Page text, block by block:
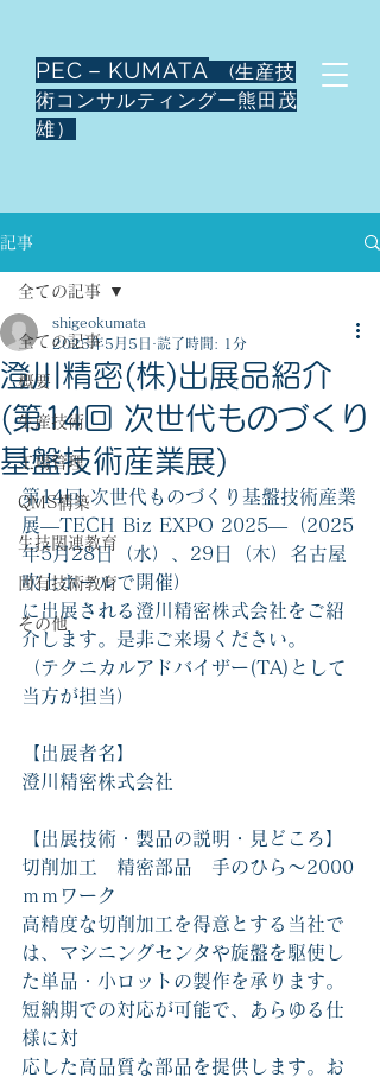
PEC－KUMATA
(生産技
術コンサルティングー熊田茂
雄）
記事
全ての記事
概要
生産技術
工場管理
QMS構築
生技関連教育
固有技術教育
その他
全ての記事
澄川精密(株)出展品紹介
(第14回 次世代ものづくり
基盤技術産業展)
shigeokumata
2025年5月5日
読了時間: 1分
第14回 次世代ものづくり基盤技術産業
展―TECH Biz EXPO 2025―（2025
年5月28日（水）、29日（木）名古屋
吹上ホールで開催）
に出展される澄川精密株式会社をご紹
介します。是非ご来場ください。
（テクニカルアドバイザー(TA)として
当方が担当）
【出展者名】
澄川精密株式会社
【出展技術・製品の説明・見どころ】
切削加工　精密部品　手のひら～2000
ｍｍワーク
高精度な切削加工を得意とする当社で
は、マシニングセンタや旋盤を駆使し
た単品・小ロットの製作を承ります。
短納期での対応が可能で、あらゆる仕
様に対
応した高品質な部品を提供します。お